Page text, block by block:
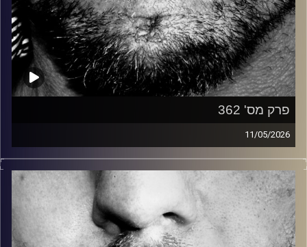
פרק מס' 362
11/05/2026
זיפים, מוזיקה מחוספסת של הופעות חיות. הרבה ג'אם, רוק,
בלוז, bluegrass, ג'אז, Fאנק, פרוגרסיב ואפילו אלקטרוניקה.
כל מה שחי, אמיתי ונושם.
עם שמוליק רגב.
קרדיט תמונות: David Goehring